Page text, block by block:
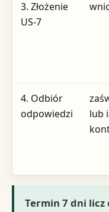
3. Złożenie
US-7
4. Odbiór
odpowiedzi
lub
Termin 7 dni licz